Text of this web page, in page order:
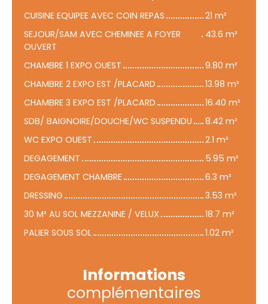
CUISINE EQUIPEE AVEC COIN REPAS
21 m²
SEJOUR/SAM AVEC CHEMINEE A FOYER
OUVERT
43.6 m²
CHAMBRE 1 EXPO OUEST
9.80 m²
CHAMBRE 2 EXPO EST /PLACARD
13.98 m²
CHAMBRE 3 EXPO EST /PLACARD
16.40 m²
SDB/ BAIGNOIRE/DOUCHE/WC SUSPENDU
8.42 m²
WC EXPO OUEST
2.1 m²
DEGAGEMENT
5.95 m²
DEGAGEMENT CHAMBRE
6.3 m²
DRESSING
3.53 m²
30 M² AU SOL MEZZANINE / VELUX
18.7 m²
PALIER SOUS SOL
1.02 m²
Informations
complémentaires